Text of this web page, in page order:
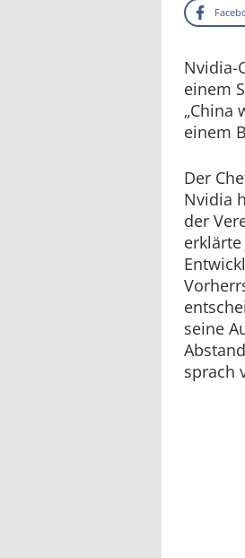
Nvidia-
einem
„China
einem
Der
Nvidia
der
seine
sprach